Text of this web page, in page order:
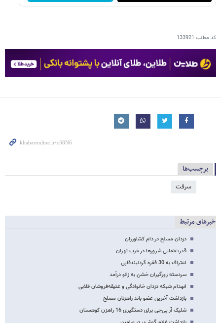
کد مطلب 133921
برچسب‌ها
سرقت
خبرهای مرتبط
دزدان مسلح در دام کشاورزان
قدرت‌نمایی شرورها در غرب تهران
اعتراف به 30 فقره گردنبندقاپی
سردسته زورگیران خشن به زانو درآمد
انهدام شبکه دزدان خانوادگی و عتیقه‌فروشان قلابی
بازداشت آخرین عضو باند راهزنان مسلح
شلیک آر پی‌جی برای دستگیری 16 راهزن کوهستان